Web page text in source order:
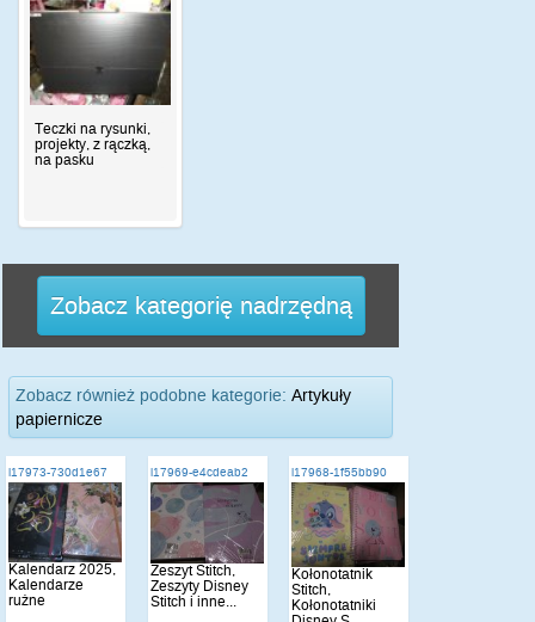
Teczki na rysunki,
projekty, z rączką,
na pasku
Zobacz kategorię nadrzędną
Zobacz również podobne kategorie: Artykuły
papiernicze
i17973-730d1e67
Kalendarz 2025,
Kalendarze
rużne
i17969-e4cdeab2
Zeszyt Stitch,
Zeszyty Disney
Stitch i inne...
i17968-1f55bb90
Kołonotatnik
Stitch,
Kołonotatniki